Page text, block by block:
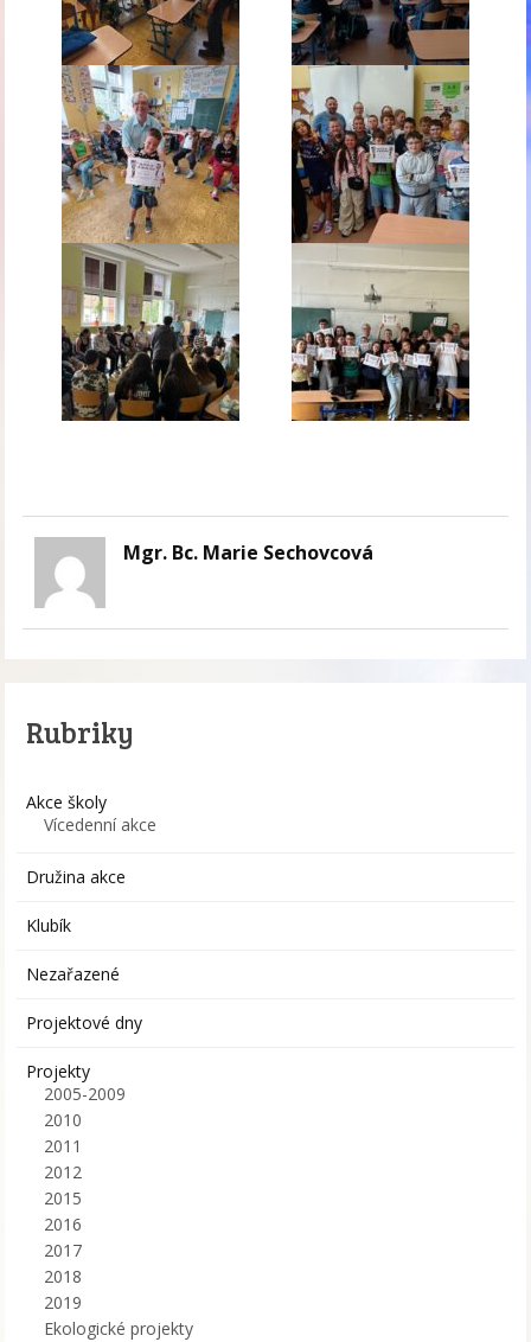
Mgr. Bc. Marie Sechovcová
Rubriky
Akce školy
Vícedenní akce
Družina akce
Klubík
Nezařazené
Projektové dny
Projekty
2005-2009
2010
2011
2012
2015
2016
2017
2018
2019
Ekologické projekty